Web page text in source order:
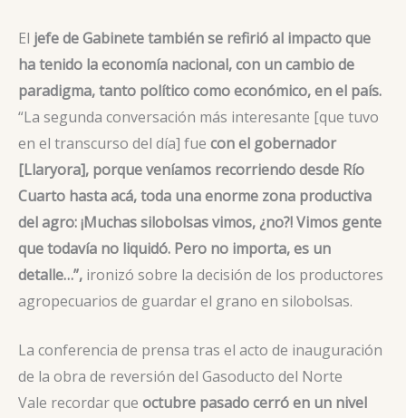
El jefe de Gabinete también se refirió al impacto que
ha tenido la economía nacional, con un cambio de
paradigma, tanto político como económico, en el país.
“La segunda conversación más interesante [que tuvo
en el transcurso del día] fue con el gobernador
[Llaryora], porque veníamos recorriendo desde Río
Cuarto hasta acá, toda una enorme zona productiva
del agro: ¡Muchas silobolsas vimos, ¿no?! Vimos gente
que todavía no liquidó. Pero no importa, es un
detalle…”, ironizó sobre la decisión de los productores
agropecuarios de guardar el grano en silobolsas.
La conferencia de prensa tras el acto de inauguración
de la obra de reversión del Gasoducto del Norte
Vale recordar que octubre pasado cerró en un nivel